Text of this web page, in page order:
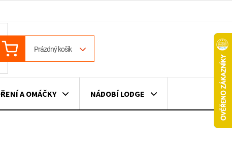
NÁKUPNÍ Prázdný košík
A OMÁČKY NÁDOBÍ LODGE